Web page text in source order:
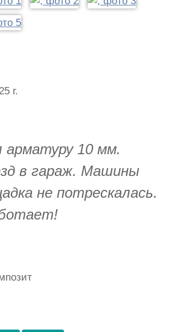
г.
арматуру 10 мм.
в гараж. Машины
не потрескалась.